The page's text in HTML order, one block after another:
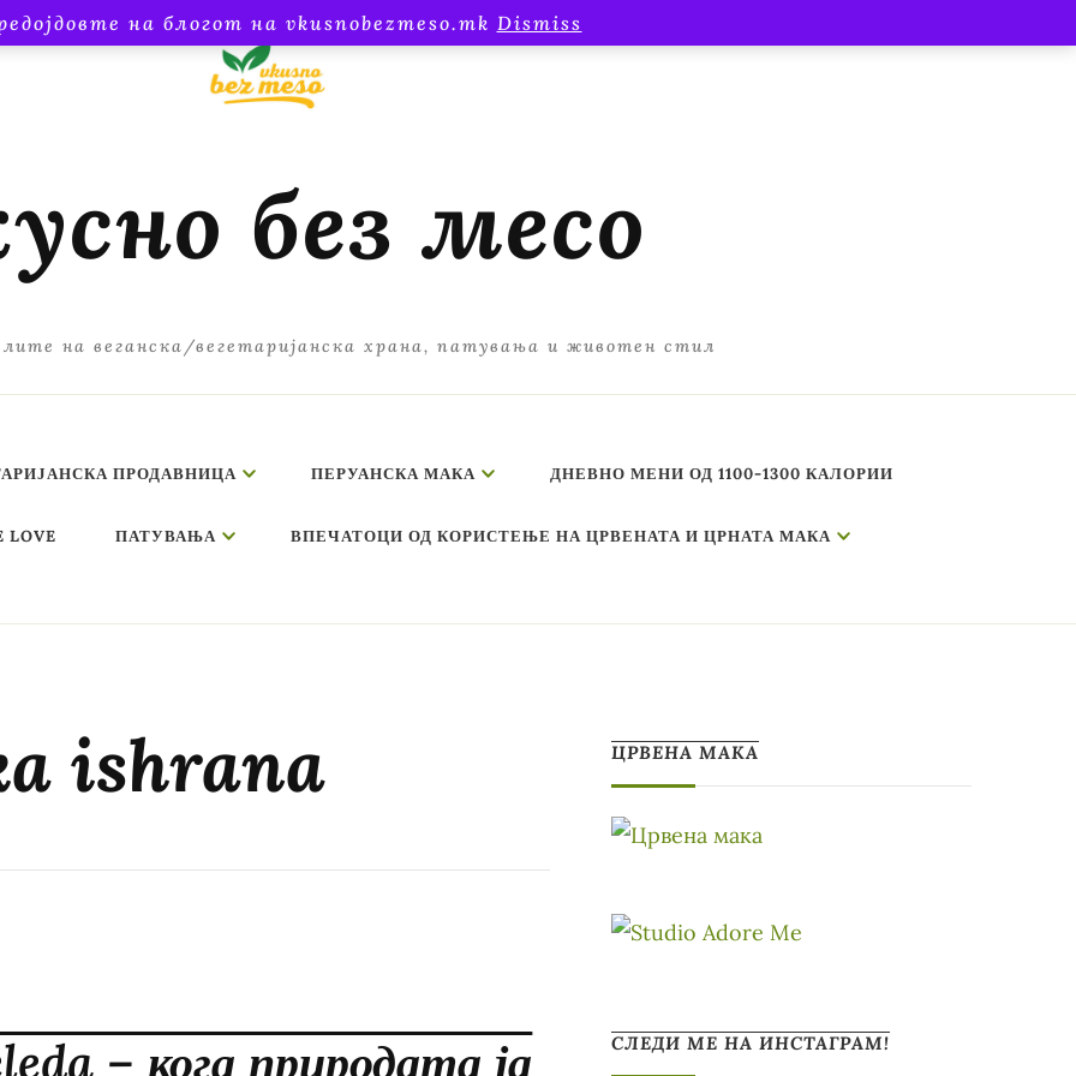
на блогот на vkusnobezmeso.mk Dismiss
без месо
на веганска/вегетаријанска храна, патувања и животен стил
ПРОДАВНИЦА ПЕРУАНСКА МАКА ДНЕВНО МЕНИ ОД 1100-1300 КАЛОРИИ
LOVE ПАТУВАЊА ВПЕЧАТОЦИ ОД КОРИСТЕЊЕ НА ЦРВЕНАТА И ЦРНАТА МАКА
ishrana
– кога природата ја
ЦРВЕНА МАКА
СЛЕДИ МЕ НА ИНСТАГРАМ!